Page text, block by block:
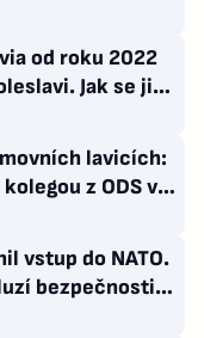
angažmá
od roku 2022
Jak se jim
vedlo?
lavicích:
z ODS v
vstup do NATO.
bezpečnosti,